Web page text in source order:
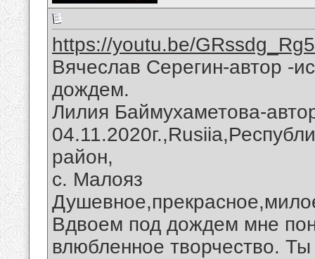
https://youtu.be/
Вячеслав Серегин-автор -
дождем.
Лилия Баймухаметова-
район,
с. Малояз
Вдвоем под дождем мне
влюбленное творчество.